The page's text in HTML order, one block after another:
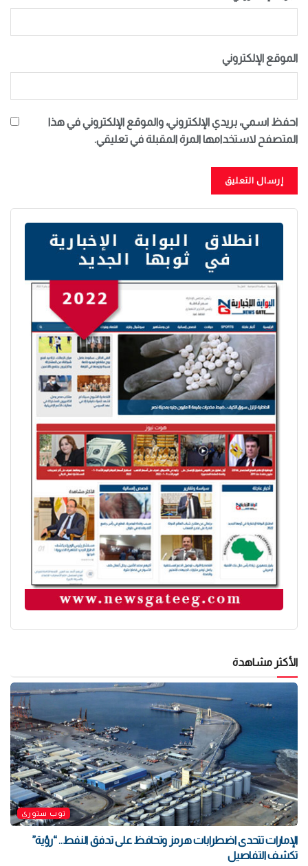
الموقع الإلكتروني
احفظ اسمي، بريدي الإلكتروني، والموقع الإلكتروني في هذا
المتصفح لاستخدامها المرة المقبلة في تعليقي.
الأكثر مشاهدة
توب ستوري
الإمارات تتحدى اضطرابات هرمز وتحافظ على تدفق النفط.. “رؤية”
تكشف التفاصيل